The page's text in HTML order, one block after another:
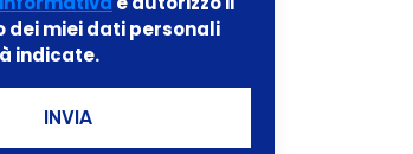
miei dati personali
indicate.
INVIA